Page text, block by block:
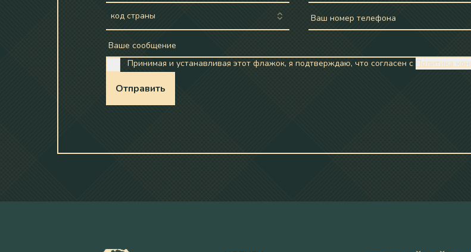
код страны Ваш номер телефона
Ваше сообщение
Принимая и устанавливая этот флажок, я подтверждаю, что согласен с Политика
Отправить